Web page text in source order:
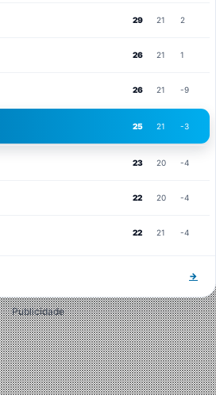
29 21 2
26 21 1
26 21 -9
25 21 -3
23 20 -4
22 20 -4
22 21 -4
→
Publicidade